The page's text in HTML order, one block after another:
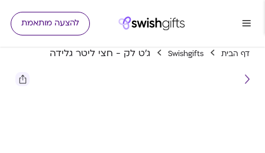
להצעה מותאמת
דף הבית Swishgifts ג'ט לק - חצי ליטר גלידה